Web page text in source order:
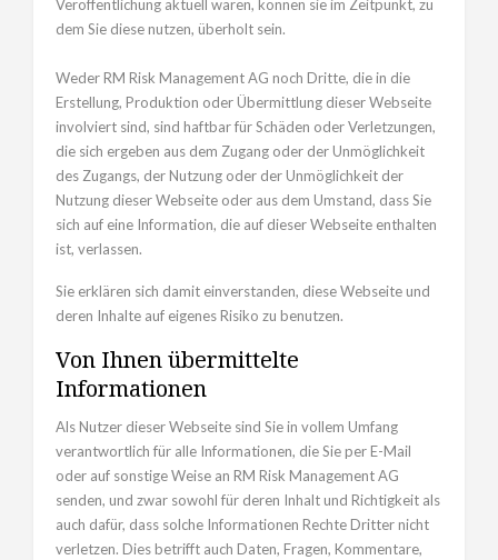
Veröffentlichung aktuell waren, können sie im Zeitpunkt, zu
dem Sie diese nutzen, überholt sein.
Weder RM Risk Management AG noch Dritte, die in die
Erstellung, Produktion oder Übermittlung dieser Webseite
involviert sind, sind haftbar für Schäden oder Verletzungen,
die sich ergeben aus dem Zugang oder der Unmöglichkeit
des Zugangs, der Nutzung oder der Unmöglichkeit der
Nutzung dieser Webseite oder aus dem Umstand, dass Sie
sich auf eine Information, die auf dieser Webseite enthalten
ist, verlassen.
Sie erklären sich damit einverstanden, diese Webseite und
deren Inhalte auf eigenes Risiko zu benutzen.
Von Ihnen übermittelte
Informationen
Als Nutzer dieser Webseite sind Sie in vollem Umfang
verantwortlich für alle Informationen, die Sie per E-Mail
oder auf sonstige Weise an RM Risk Management AG
senden, und zwar sowohl für deren Inhalt und Richtigkeit als
auch dafür, dass solche Informationen Rechte Dritter nicht
verletzen. Dies betrifft auch Daten, Fragen, Kommentare,